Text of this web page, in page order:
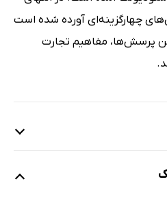
پرسش‌های چهارگزینه‌ای آورده شده است
پرسش‌ها، مفاهیم تجارت